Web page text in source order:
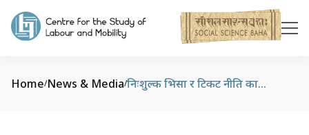
Home/News & Media/ निःशुल्क भिसा र टिकट नीति कार्यान्वयनमा चुनौती